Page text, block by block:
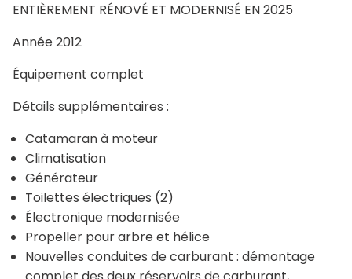
ENTIÈREMENT RÉNOVÉ ET MODERNISÉ EN 2025
Année 2012
Équipement complet
Détails supplémentaires :
Catamaran à moteur
Climatisation
Générateur
Toilettes électriques (2)
Électronique modernisée
Propeller pour arbre et hélice
Nouvelles conduites de carburant : démontage